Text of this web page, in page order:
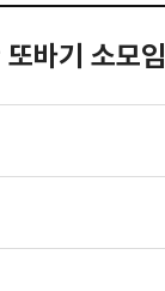
바기 소모임